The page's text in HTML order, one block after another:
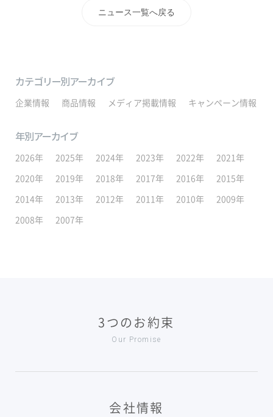
ニュース一覧へ戻る
カテゴリー別アーカイブ
企業情報 商品情報 メディア掲載情報 キャンペーン情報
年別アーカイブ
2026年 2025年 2024年 2023年 2022年
2021年
2020年
2019年 2018年 2017年 2016年
2015年
2014年
2013年 2012年 2011年 2010年
2009年
2008年
2007年
3つのお約束
Our Promise
会社情報